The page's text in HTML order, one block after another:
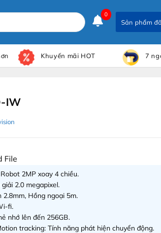
0
Sản phẩm
Khuyến mãi HOT 7
IW
File
2MP xoay 4 chiều.
2.0 megapixel.
2.8mm, Hồng ngoại 5m.
fi.
nhớ lên đến 256GB.
tracking: Tính năng phát hiện chuyển động.